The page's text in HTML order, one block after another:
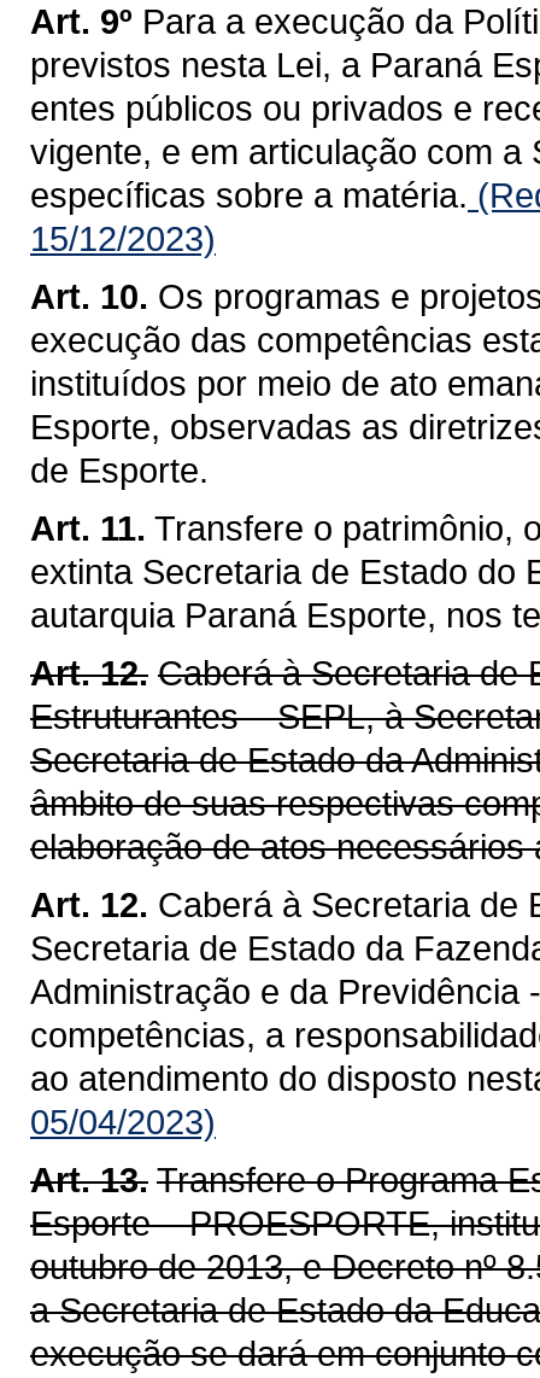
Art. 9º Para a execução da
previstos nesta Lei, a Paraná
entes públicos ou privados e
vigente, e em articulação com
específicas sobre a matéria.
15/12/2023)
Art. 10. Os programas e
execução das competências
instituídos por meio de ato
Esporte, observadas as
de Esporte.
Art. 11. Transfere o patrimônio,
extinta Secretaria de Estado do
autarquia Paraná Esporte, nos
Art. 12. Caberá à Secretaria de
Estruturantes – SEPL, à
Secretaria de Estado da
âmbito de suas respectivas
elaboração de atos
Art. 12. Caberá à Secretaria de
Secretaria de Estado da
Administração e da Previdência
competências, a
ao atendimento do disposto
05/04/2023)
Art. 13. Transfere o Programa
Esporte – PROESPORTE,
outubro de 2013, e Decreto nº
a Secretaria de Estado da
execução se dará em conjunto